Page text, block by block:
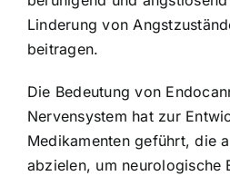
Linderung von
beitragen.
Die Bedeutung von
Nervensystem hat zur
Medikamenten geführt, die
abzielen, um neurologische